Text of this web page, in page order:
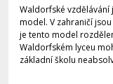
Waldorfské vzdělávání
model. V zahraničí
je tento model
Waldorfském lyceu
základní školu